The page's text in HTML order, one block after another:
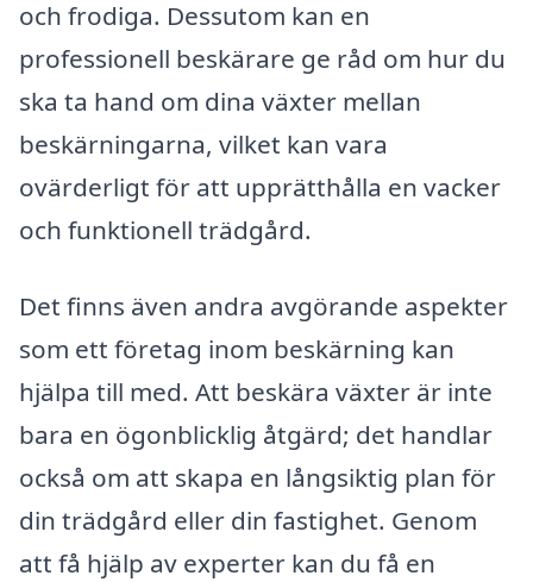
och frodiga. Dessutom kan en
professionell beskärare ge råd om hur du
ska ta hand om dina växter mellan
beskärningarna, vilket kan vara
ovärderligt för att upprätthålla en vacker
och funktionell trädgård.
Det finns även andra avgörande aspekter
som ett företag inom beskärning kan
hjälpa till med. Att beskära växter är inte
bara en ögonblicklig åtgärd; det handlar
också om att skapa en långsiktig plan för
din trädgård eller din fastighet. Genom
att få hjälp av experter kan du få en